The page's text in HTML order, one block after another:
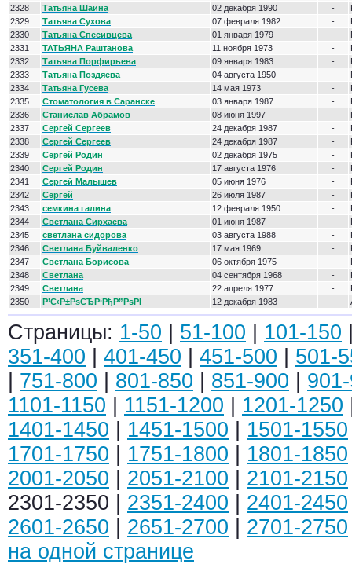
2328
Татьяна Шаина 02 декабря 1990 -
2329
Татьяна Сухова 07 февраля 1982 -
2330
Татьяна Спесивцева 01 января 1979 -
2331
ТАТЬЯНА Раштанова 11 ноября 1973 -
2332
Татьяна Порфирьева 09 января 1983 -
2333
Татьяна Поздяева 04 августа 1950 -
2334
Татьяна Гусева 14 мая 1973 -
2335
Стоматология в Саранске 03 января 1987 -
2336
Станислав Абрамов 08 июня 1997 -
2337
Сергей Сергеев 24 декабря 1987 -
2338
Сергей Сергеев 24 декабря 1987 -
2339
Сергей Родин 02 декабря 1975 -
2340
Сергей Родин 17 августа 1976 -
2341
Сергей Малышев 05 июня 1976 -
2342
Сергей 26 июля 1987 -
2343
семкина галина 12 февраля 1950 -
2344
Светлана Сирхаева 01 июня 1987 -
2345
светлана сидорова 03 августа 1988 -
2346
Светлана Буйваленко 17 мая 1969 -
2347
Светлана Борисова 06 октября 1975 -
2348
Светлана 04 сентября 1968 -
2349
Светлана 22 апреля 1977 -
2350
Р’С‹Р±РѕСЂР‘РђР”РѕРІ 12 декабря 1983 -
Страницы: 1-50 51-100 101-150
351-400
401-450 451-500
501-
751-800 801-850 851-900
1101-1150
1151-1200 1201-1250
1401-1450
1451-1500 1501-1550
1701-1750
1751-1800 1801-1850
2001-2050
2051-2100 2101-2150
2301-2350 | 2351-2400 2401-2450
2601-2650
2651-2700 2701-2750
на одной странице